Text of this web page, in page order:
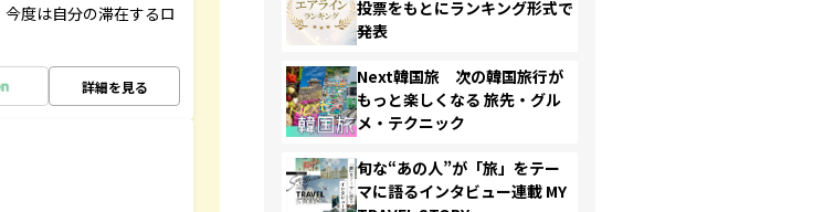
度は自分の滞在するロ
詳細を見る
投票をもとにランキング形式で
発表
Next韓国旅 次の韓国旅行が
もっと楽しくなる 旅先・グル
メ・テクニック
旬な“あの人”が「旅」をテー
マに語るインタビュー連載 MY